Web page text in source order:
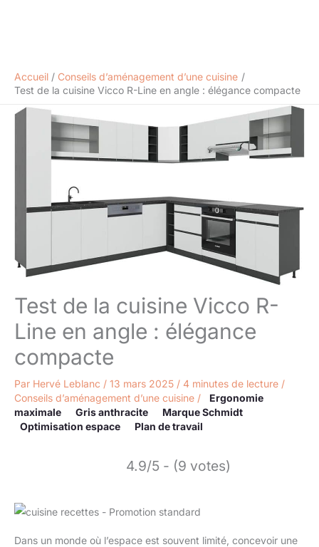
Accueil
Conseils d’aménagement d’une cuisine
Test de la cuisine Vicco R-Line en angle : élégance compacte
Test de la cuisine Vicco R-
Line en angle : élégance
compacte
Par Hervé Leblanc / 13 mars 2025 / 4 minutes de lecture /
Conseils d’aménagement d’une cuisine /
Ergonomie
maximale
Gris anthracite
Marque Schmidt
Optimisation espace
Plan de travail
4.9/5 - (9 votes)
Dans un monde où l’espace est souvent limité, concevoir une